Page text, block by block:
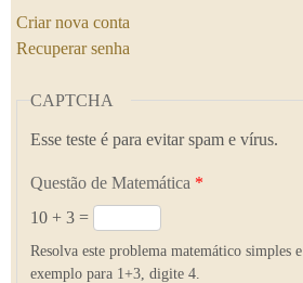
Criar nova conta
Recuperar senha
CAPTCHA
Esse teste é para evitar spam e vírus.
Questão de Matemática *
10 + 3 =
Resolva este problema matemático simples
exemplo para 1+3, digite 4.